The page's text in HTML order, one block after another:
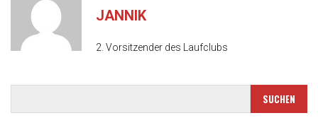
JANNIK
2. Vorsitzender des Laufclubs